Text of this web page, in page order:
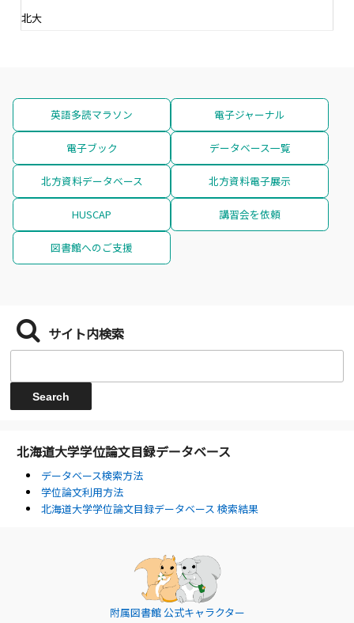
北大
英語多読マラソン 電子ジャーナル
電子ブック データベース一覧
北方資料データベース 北方資料電子展示
HUSCAP 講習会を依頼
図書館へのご支援
サイト内検索
北海道大学学位論文目録データベース
データベース検索方法
学位論文利用方法
北海道大学学位論文目録データベース 検索結果
附属図書館 公式キャラクター